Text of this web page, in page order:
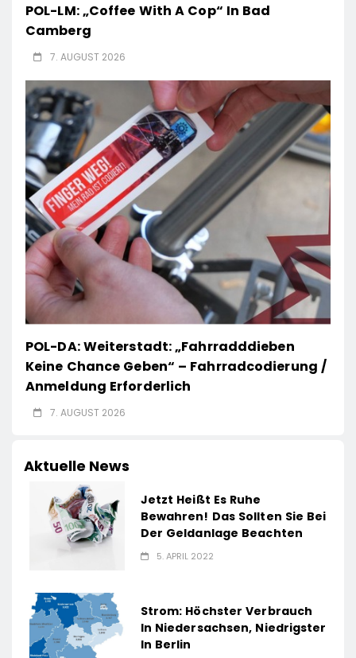
POL-LM: „Coffee With A Cop“ In Bad
Camberg
7. AUGUST 2026
POL-DA: Weiterstadt: „Fahrradddieben
Keine Chance Geben“ – Fahrradcodierung /
Anmeldung Erforderlich
7. AUGUST 2026
Aktuelle News
Jetzt Heißt Es Ruhe
Bewahren! Das Sollten Sie Bei
Der Geldanlage Beachten
5. APRIL 2022
Strom: Höchster Verbrauch
In Niedersachsen, Niedrigster
In Berlin